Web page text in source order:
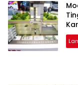
Koran
dan
media
siber
lebih